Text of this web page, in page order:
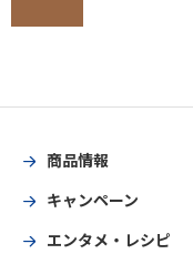
商品情報
キャンペーン
エンタメ・レシピ